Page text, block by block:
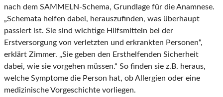
nach dem SAMMELN-Schema, Grundlage für die Anamnese.
„Schemata helfen dabei, herauszufinden, was überhaupt
passiert ist. Sie sind wichtige Hilfsmitteln bei der
Erstversorgung von verletzten und erkrankten Personen“,
erklärt Zimmer. „Sie geben den Ersthelfenden Sicherheit
dabei, wie sie vorgehen müssen.“ So finden sie z.B. heraus,
welche Symptome die Person hat, ob Allergien oder eine
medizinische Vorgeschichte vorliegen.